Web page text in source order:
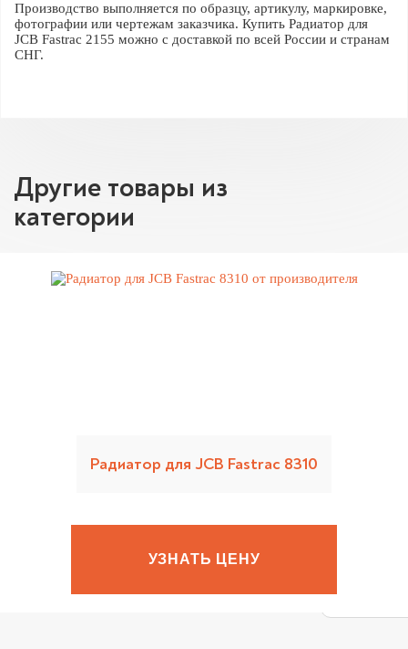
Производство выполняется по образцу, артикулу, маркировке,
фотографии или чертежам заказчика. Купить Радиатор для
JCB Fastrac 2155 можно с доставкой по всей России и странам
СНГ.
Другие товары из
категории
Радиатор для JCB Fastrac 8310
УЗНАТЬ ЦЕНУ